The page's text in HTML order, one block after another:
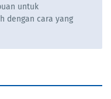
untuk
dengan cara yang